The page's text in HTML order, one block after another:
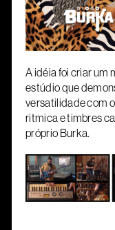
A idéia foi criar um
estúdio que
versatilidade com
ritmica e timbres
próprio Burka.